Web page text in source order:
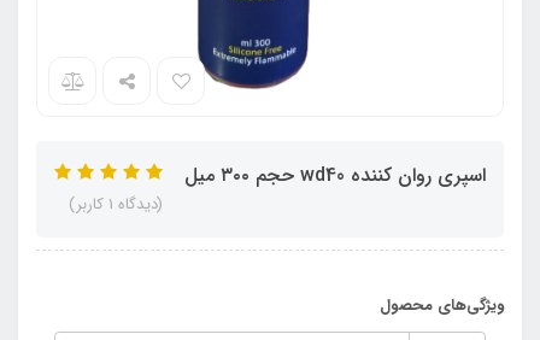
اسپری روان کننده wd40 حجم ۳۰۰ میل
(دیدگاه 1 کاربر)
ویژگی‌های محصول